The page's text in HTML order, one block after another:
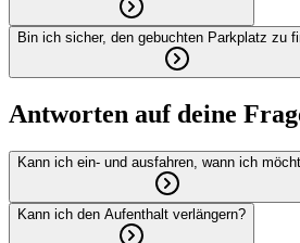
Bin ich sicher, den gebuchten Parkplatz zu
Antworten auf deine
Kann ich ein- und ausfahren, wann ich
Kann ich den Aufenthalt verlängern?